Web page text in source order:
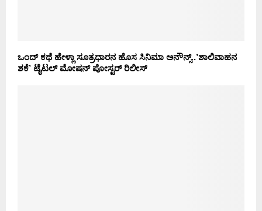
ಒಂದ್ ಕಥೆ ಹೇಳ್ಲಾ ಸೂತ್ರಧಾರನ ಹೊಸ ಸಿನಿಮಾ ಅನೌನ್ಸ್..’ಶಾಲಿವಾಹನ
ಶಕೆ’ ಟೈಟಲ್ ಮೋಷನ್ ಪೋಸ್ಟರ್ ರಿಲೀಸ್